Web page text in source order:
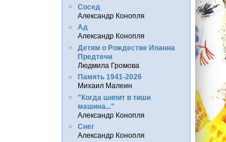
Сосед
Александр Конопля
Ад
Александр Конопля
Детям о Рождестве Иоанна
Предтечи
Людмила Громова
Память 1941-2026
Михаил Малеин
"Когда шипит в тиши
машина..."
Александр Конопля
Снег
Александр Конопля